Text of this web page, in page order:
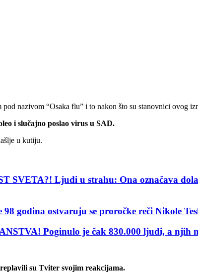
nazivom “Osaka flu” i to nakon što su stanovnici ovog
i slučajno poslao virus u SAD.
u kutiju.
Ljudi u strahu: Ona označava
godina ostvaruju se proročke reči Nikole
Poginulo je čak 830.000 ljudi, a njih
su Tviter svojim reakcijama.